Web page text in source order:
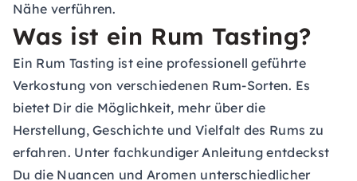
Nähe verführen.
Was ist ein Rum Tasting?
Ein Rum Tasting ist eine professionell geführte
Verkostung von verschiedenen Rum-Sorten. Es
bietet Dir die Möglichkeit, mehr über die
Herstellung, Geschichte und Vielfalt des Rums zu
erfahren. Unter fachkundiger Anleitung entdeckst
Du die Nuancen und Aromen unterschiedlicher